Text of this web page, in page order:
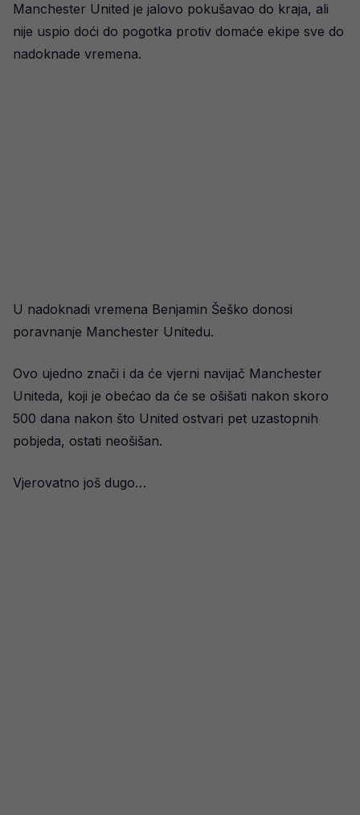
Manchester United je jalovo pokušavao do kraja, ali
nije uspio doći do pogotka protiv domaće ekipe sve do
nadoknade vremena.
U nadoknadi vremena Benjamin Šeško donosi
poravnanje Manchester Unitedu.
Ovo ujedno znači i da će vjerni navijač Manchester
Uniteda, koji je obećao da će se ošišati nakon skoro
500 dana nakon što United ostvari pet uzastopnih
pobjeda, ostati neošišan.
Vjerovatno još dugo…